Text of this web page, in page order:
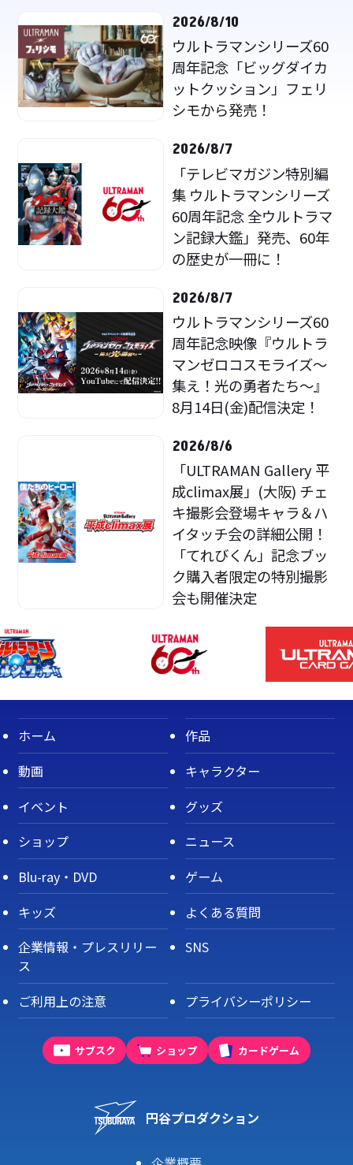
2026/8/10
ウルトラマンシリーズ60
周年記念「ビッグダイカ
ットクッション」フェリ
シモから発売！
2026/8/7
「テレビマガジン特別編
集 ウルトラマンシリーズ
60周年記念 全ウルトラマ
ン記録大鑑」発売、60年
の歴史が一冊に！
2026/8/7
ウルトラマンシリーズ60
周年記念映像『ウルトラ
マンゼロコスモライズ～
集え！光の勇者たち～』
8月14日(金)配信決定！
2026/8/6
「ULTRAMAN Gallery 平
成climax展」(大阪) チェ
キ撮影会登場キャラ＆ハ
イタッチ会の詳細公開！
「てれびくん」記念ブッ
ク購入者限定の特別撮影
会も開催決定
ホーム
作品
動画
キャラクター
イベント
グッズ
ショップ
ニュース
Blu-ray・DVD
ゲーム
キッズ
よくある質問
企業情報・プレスリリー
ス
SNS
ご利用上の注意 プライバシーポリシー
サブスク ショップ カードゲーム
円谷プロダクション